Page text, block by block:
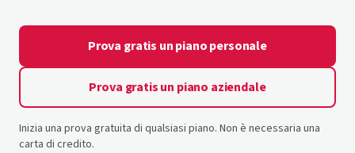
Prova gratis un piano personale
Prova gratis un piano aziendale
Inizia una prova gratuita di qualsiasi piano. Non è necessaria una
carta di credito.